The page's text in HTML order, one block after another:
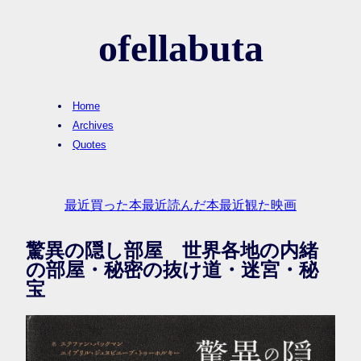
ofellabuta
Home
Archives
Quotes
最近買った本最近読んだ本最近観た映画
驚異の隠し部屋 世界各地の内緒
の部屋・秘密の抜け道・迷宮・秘
宝